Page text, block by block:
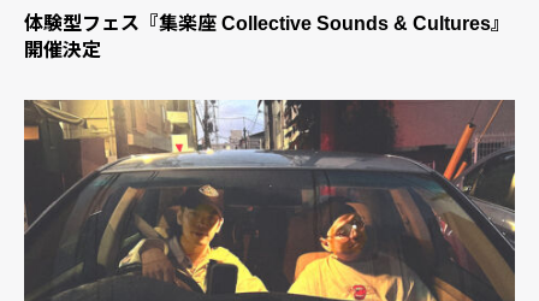
体験型フェス『集楽座 Collective Sounds & Cultures』
開催決定